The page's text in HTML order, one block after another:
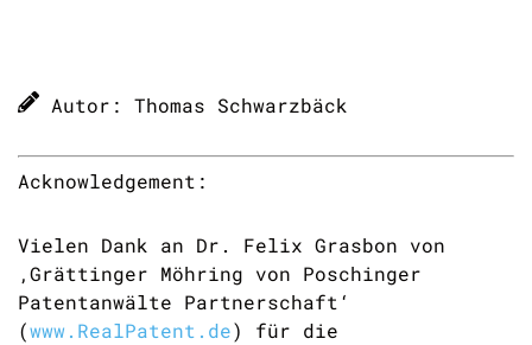
Autor: Thomas Schwarzbäck
Acknowledgement:
Vielen Dank an Dr. Felix Grasbon von
‚Grättinger Möhring von Poschinger
Patentanwälte Partnerschaft‘
(www.RealPatent.de) für die